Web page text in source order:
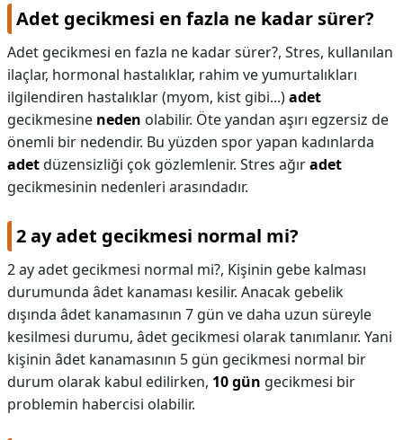
Adet gecikmesi en fazla ne kadar sürer?
Adet gecikmesi en fazla ne kadar sürer?, Stres, kullanılan
ilaçlar, hormonal hastalıklar, rahim ve yumurtalıkları
ilgilendiren hastalıklar (myom, kist gibi...)adet
gecikmesine neden olabilir. Öte yandan aşırı egzersiz de
önemli bir nedendir. Bu yüzden spor yapan kadınlarda
adetdüzensizliği çok gözlemlenir. Stres ağıradet
gecikmesinin nedenleri arasındadır.
2 ay adet gecikmesi normal mi?
2 ay adet gecikmesi normal mi?, Kişinin gebe kalması
durumunda âdet kanaması kesilir. Anacak gebelik
dışında âdet kanamasının 7 gün ve daha uzun süreyle
kesilmesi durumu, âdet gecikmesi olarak tanımlanır. Yani
kişinin âdet kanamasının 5 gün gecikmesi normal bir
durum olarak kabul edilirken, 10 gün gecikmesi bir
problemin habercisi olabilir.